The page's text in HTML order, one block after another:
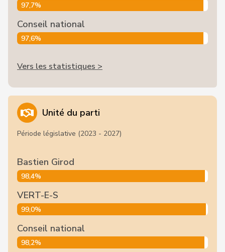
97,7%
Conseil national
97,6%
Vers les statistiques >
Unité du parti
Période législative (2023 - 2027)
Bastien Girod
98,4%
VERT-E-S
99,0%
Conseil national
98,2%